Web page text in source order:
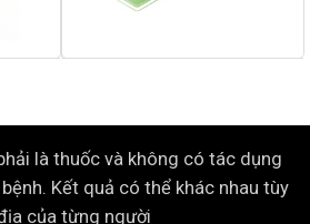
là thuốc và không có tác dụng
Kết quả có thể khác nhau tùy
của từng người